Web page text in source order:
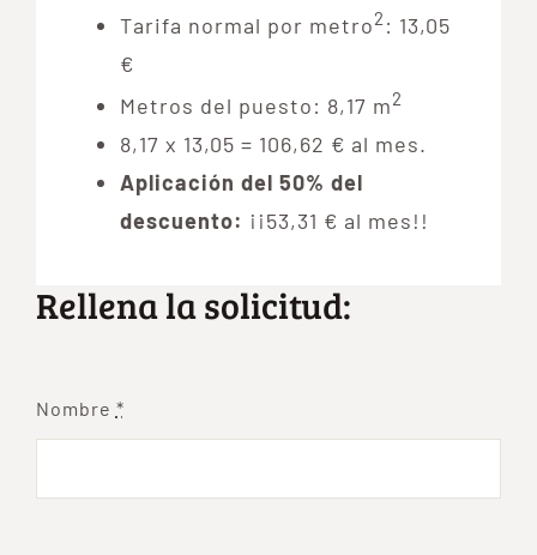
Tarifa normal por metro2 : 13,05
€
Metros del puesto: 8,17 m2
8,17 x 13,05 = 106,62 € al mes.
Aplicación del 50% del
descuento: ¡¡53,31 € al mes!!
Rellena la solicitud:
Nombre *